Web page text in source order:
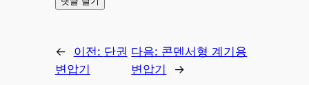
← 이전: 단권
변압기
다음: 콘덴서형 계기용
변압기
→